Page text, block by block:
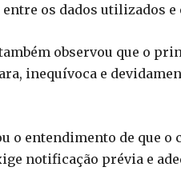
os dados utilizados e
observou que o
inequívoca e
o entendimento de que
notificação prévia e